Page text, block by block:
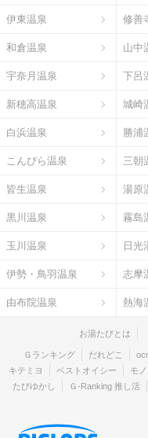
伊東温泉 修善
和倉温泉 山中
宇奈月温泉 下呂
新穂高温泉 城崎
白浜温泉 勝浦
こんぴら温泉 三朝
皆生温泉 湯原
黒川温泉 霧島
玉川温泉 日光
伊勢・鳥羽温泉 志摩
由布院温泉 熱海
お湯たびとは
Ｇランキング だれどこ
キテミヨ
ベストオイシー モ
たびゆかし
Ｇ-Ranking 推し活